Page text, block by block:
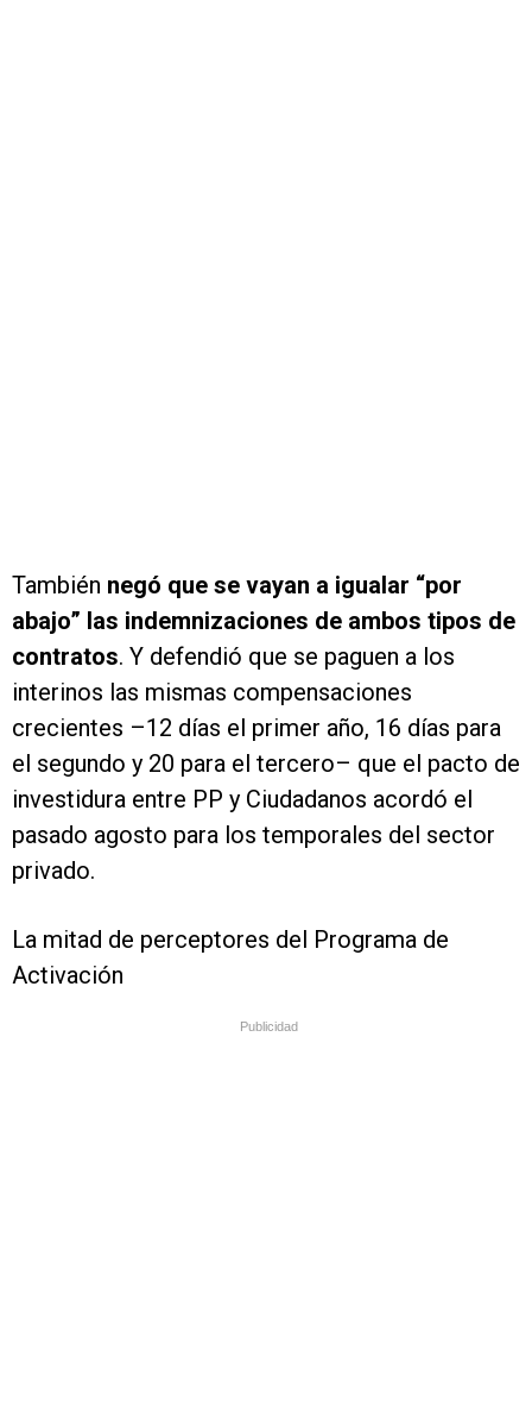
También negó que se vayan a igualar “por
abajo” las indemnizaciones de ambos tipos de
contratos. Y defendió que se paguen a los
interinos las mismas compensaciones
crecientes –12 días el primer año, 16 días para
el segundo y 20 para el tercero– que el pacto de
investidura entre PP y Ciudadanos acordó el
pasado agosto para los temporales del sector
privado.
La mitad de perceptores del Programa de
Activación
Publicidad